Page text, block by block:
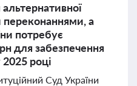
а
потребує
для забезпечення
році
Суд України